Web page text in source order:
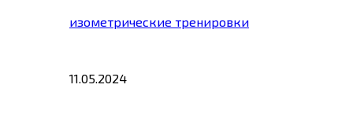
изометрические тренировки
11.05.2024